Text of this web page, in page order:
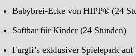
Babybrei-Ecke von HIPP® (24
Saftbar für Kinder (24 Stunden)
Furgli’s exklusiver Spielepark